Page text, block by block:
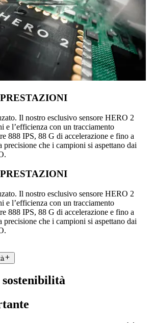
Il nostro esclusivo sensore HERO 2
e l’efficienza con un tracciamento
888 IPS, 88 G di accelerazione e fino a
che i campioni si aspettano dai
Il nostro esclusivo sensore HERO 2
e l’efficienza con un tracciamento
888 IPS, 88 G di accelerazione e fino a
che i campioni si aspettano dai